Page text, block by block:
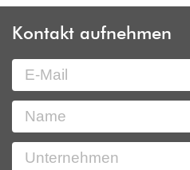
Kontakt aufnehmen